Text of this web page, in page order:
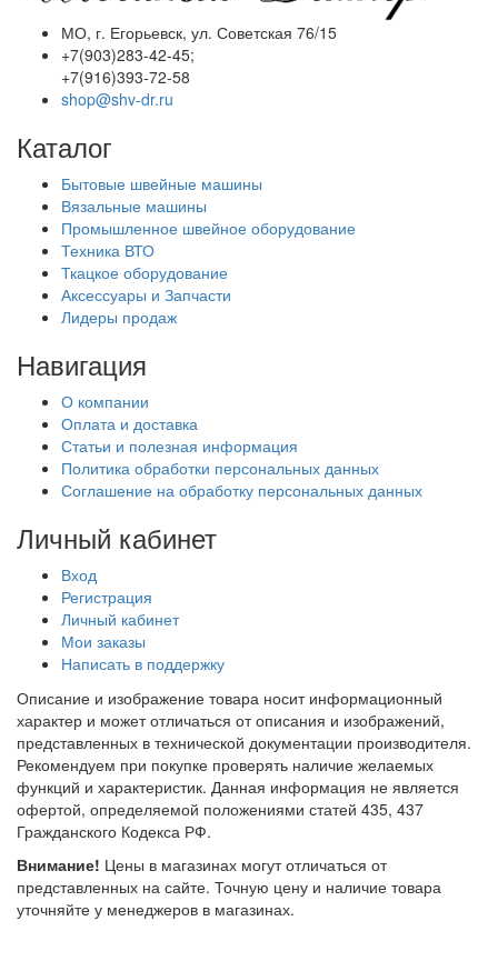
МО, г. Егорьевск, ул. Советская 76/15
+7(903)283-42-45;
+7(916)393-72-58
shop@shv-dr.ru
Каталог
Бытовые швейные машины
Вязальные машины
Промышленное швейное оборудование
Техника ВТО
Ткацкое оборудование
Аксессуары и Запчасти
Лидеры продаж
Навигация
О компании
Оплата и доставка
Статьи и полезная информация
Политика обработки персональных данных
Соглашение на обработку персональных данных
Личный кабинет
Вход
Регистрация
Личный кабинет
Мои заказы
Написать в поддержку
Описание и изображение товара носит информационный
характер и может отличаться от описания и изображений,
представленных в технической документации производителя.
Рекомендуем при покупке проверять наличие желаемых
функций и характеристик. Данная информация не является
офертой, определяемой положениями статей 435, 437
Гражданского Кодекса РФ.
Внимание! Цены в магазинах могут отличаться от
представленных на сайте. Точную цену и наличие товара
уточняйте у менеджеров в магазинах.